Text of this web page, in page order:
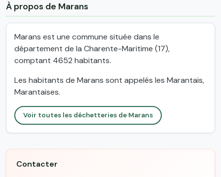
À propos de Marans
Marans est une commune située dans le
département de la Charente-Maritime (17),
comptant 4652 habitants.
Les habitants de Marans sont appelés les Marantais,
Marantaises.
Voir toutes les déchetteries de Marans
Contacter